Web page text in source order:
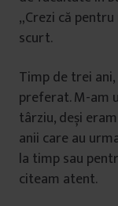
„Crezi că
scurt.
Timp de trei
preferat. M-am
târziu, deși
anii care au
la timp sau
citeam atent.